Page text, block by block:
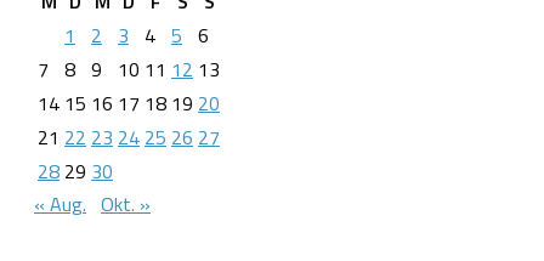
1
2 3 4 5 6
7 8 9 10 11 12 13
14 15 16 17 18 19 20
21 22 23 24 25 26 27
28 29 30
« Aug. Okt. »